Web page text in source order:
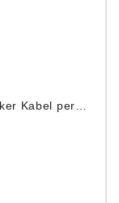
Equator 2.0 Speaker Kabel per meter